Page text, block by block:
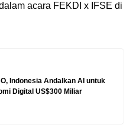
acara FEKDI x IFSE di
Indonesia Andalkan AI untuk
Digital US$300 Miliar